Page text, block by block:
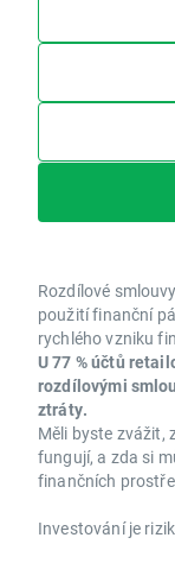
Rozdílové
použití finanční
rychlého vzniku
U 77 % účtů
rozdílovými
ztráty.
Měli byste zvážit,
fungují, a zda si
finančních
Investování je